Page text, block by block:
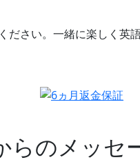
ださい。一緒に楽しく英